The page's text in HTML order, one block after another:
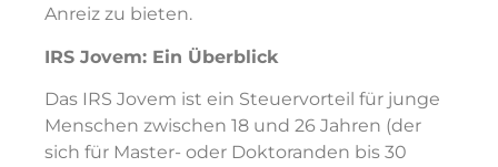
Anreiz zu bieten.
IRS Jovem: Ein Überblick
Das IRS Jovem ist ein Steuervorteil für junge
Menschen zwischen 18 und 26 Jahren (der
sich für Master- oder Doktoranden bis 30